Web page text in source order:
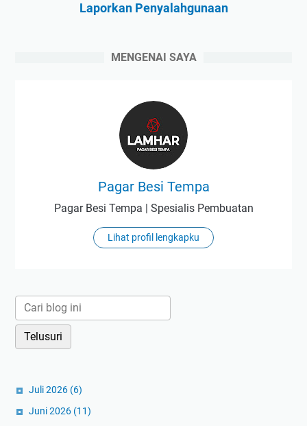
Laporkan Penyalahgunaan
MENGENAI SAYA
Pagar Besi Tempa
Pagar Besi Tempa | Spesialis Pembuatan
Lihat profil lengkapku
Juli 2026 (6)
Juni 2026 (11)